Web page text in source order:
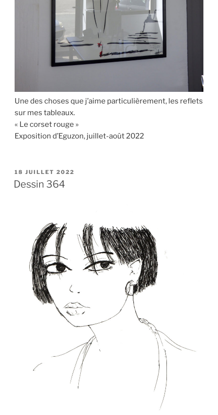
Une des choses que j’aime particulièrement, les reflets
sur mes tableaux.
« Le corset rouge »
Exposition d’Eguzon, juillet-août 2022
PUBLIÉ
LE
18 JUILLET 2022
Dessin 364